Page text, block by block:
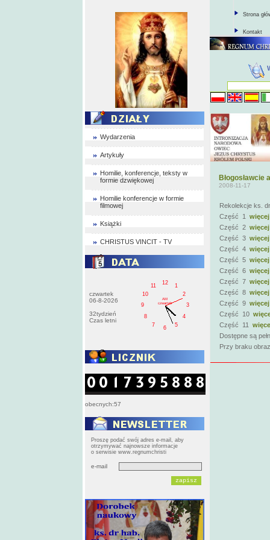
Wydarzenia
Artykuły
Homilie, konferencje, teksty w
formie dzwiękowej
Homilie konferencje w formie
filmowej
Książki
CHRISTUS VINCIT - TV
czwartek
06-8-2026
32tydzień
Czas letni
1
2
3
4
5
6
7
8
9
10
11
12
AM
czwartek
obecnych:57
Proszę podać swój adres e-mail, aby
otrzymywać najnowsze informacje
o serwisie www.regnumchristi
e-mail
Strona
Kontakt
Błogosławcie
2008-11-17
Rekolekcje ks.
Część 1 więcej
Część 2 więcej
Część 3 więcej
Część 4 więcej
Część 5 więcej
Część 6 więcej
Część 7 więcej
Część 8 więcej
Część 9 więcej
Część 10
Część 11
Dostępne są
Przy braku